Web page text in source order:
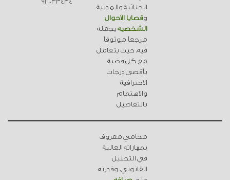
الجنائية والمدنية
وقضايا الأحوال
الشخصية يجعله
مرجعاً موثوقاً
فيه، حيث يتعامل
مع كل قضية
بأقصى درجات
الاحترافية
والاهتمام
بالتفاصيل
محامي معروف
بمهاراته العالية
في التحليل
القانوني، وقدرته